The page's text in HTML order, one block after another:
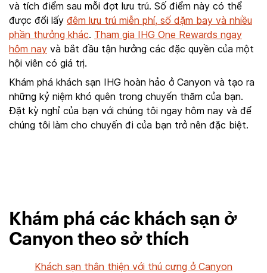
và tích điểm sau mỗi đợt lưu trú. Số điểm này có thể
được đổi lấy đêm lưu trú miễn phí, số dặm bay và nhiều
phần thưởng khác. Tham gia IHG One Rewards ngay
hôm nay và bắt đầu tận hưởng các đặc quyền của một
hội viên có giá trị.
Khám phá khách sạn IHG hoàn hảo ở Canyon và tạo ra
những kỷ niệm khó quên trong chuyến thăm của bạn.
Đặt kỳ nghỉ của bạn với chúng tôi ngay hôm nay và để
chúng tôi làm cho chuyến đi của bạn trở nên đặc biệt.
Khám phá các khách sạn ở
Canyon theo sở thích
Khách sạn thân thiện với thú cưng ở Canyon